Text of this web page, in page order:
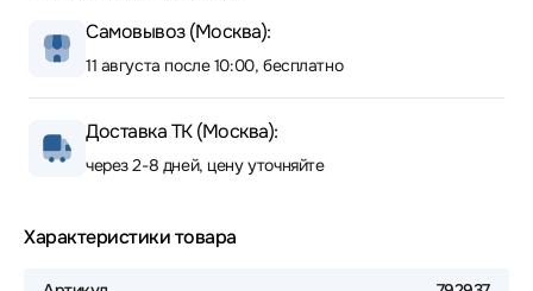
Самовывоз (Москва):
11 августа после 10:00, бесплатно
Доставка ТК (Москва):
через 2-8 дней, цену уточняйте
Характеристики товара